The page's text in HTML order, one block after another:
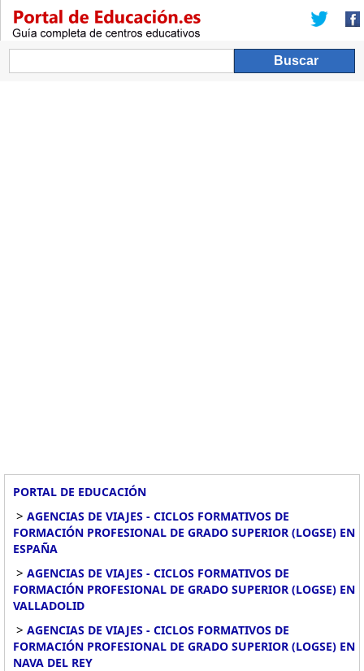
PORTAL DE EDUCACIÓN
> AGENCIAS DE VIAJES - CICLOS FORMATIVOS DE
FORMACIÓN PROFESIONAL DE GRADO SUPERIOR (LOGSE) EN
ESPAÑA
> AGENCIAS DE VIAJES - CICLOS FORMATIVOS DE
FORMACIÓN PROFESIONAL DE GRADO SUPERIOR (LOGSE) EN
VALLADOLID
> AGENCIAS DE VIAJES - CICLOS FORMATIVOS DE
FORMACIÓN PROFESIONAL DE GRADO SUPERIOR (LOGSE) EN
NAVA DEL REY